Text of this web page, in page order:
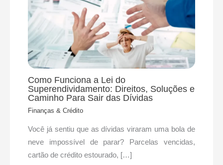
Como Funciona a Lei do
Superendividamento: Direitos, Soluções e
Caminho Para Sair das Dívidas
Finanças & Crédito
Você já sentiu que as dívidas viraram uma bola de
neve impossível de parar? Parcelas vencidas,
cartão de crédito estourado, […]